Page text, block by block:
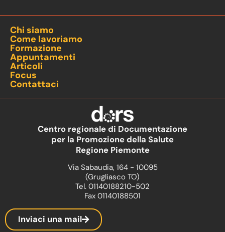
Chi siamo
Come lavoriamo
Formazione
Appuntamenti
Articoli
Focus
Contattaci
Centro regionale di Documentazione
per la Promozione della Salute
Regione Piemonte
Via Sabaudia, 164 - 10095
(Grugliasco TO)
Tel. 01140188210-502
Fax 01140188501
Inviaci una mail